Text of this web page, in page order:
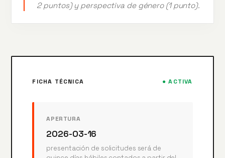
2 puntos) y perspectiva de género (1 punto).
FICHA TÉCNICA ● ACTIVA
APERTURA
2026-03-16
presentación de solicitudes será de